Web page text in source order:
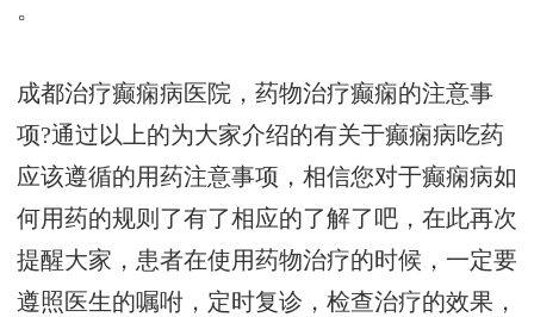
。
成都治疗癫痫病医院，药物治疗癫痫的注意事
项?通过以上的为大家介绍的有关于癫痫病吃药
应该遵循的用药注意事项，相信您对于癫痫病如
何用药的规则了有了相应的了解了吧，在此再次
提醒大家，患者在使用药物治疗的时候，一定要
遵照医生的嘱咐，定时复诊，检查治疗的效果，